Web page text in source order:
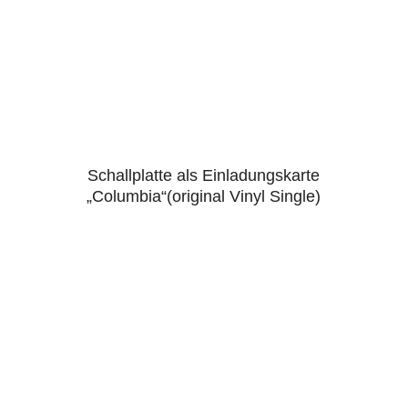
4.96
Schallplatte als Einladungskarte
„Columbia“(original Vinyl Single)